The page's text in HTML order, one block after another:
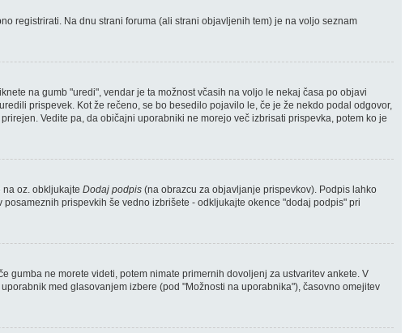
registrirati. Na dnu strani foruma (ali strani objavljenih tem) je na voljo seznam
na gumb "uredi", vendar je ta možnost včasih na voljo le nekaj časa po objavi
prispevek. Kot že rečeno, se bo besedilo pojavilo le, če je že nekdo podal odgovor,
Vedite pa, da običajni uporabniki ne morejo več izbrisati prispevka, potem ko je
oz. obkljukajte Dodaj podpis (na obrazcu za objavljanje prispevkov). Podpis lahko
prispevkih še vedno izbrišete - odkljukajte okence "dodaj podpis" pri
gumba ne morete videti, potem nimate primernih dovoljenj za ustvaritev ankete. V
med glasovanjem izbere (pod "Možnosti na uporabnika"), časovno omejitev